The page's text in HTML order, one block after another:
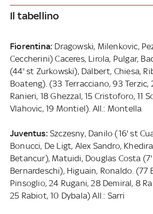
Il tabellino
Fiorentina: Dragowski, Milenkovic,
Ceccherini) Caceres, Lirola, Pulgar,
(44' st Zurkowski), Dalbert, Chiesa,
Boateng). (33 Terracciano, 93 Terzic,
Ranieri, 18 Ghezzal, 15 Cristoforo, 11
Vlahovic, 19 Montiel). All.: Montella
Juventus:Szczesny, Danilo (16' st
Bonucci, De Ligt, Alex Sandro,
Betancur), Matuidi, Douglas Costa
Bernardeschi), Higuain, Ronaldo. (77
Pinsoglio, 24 Rugani, 28 Demiral, 8
25 Rabiot, 10 Dybala) All.: Sarri